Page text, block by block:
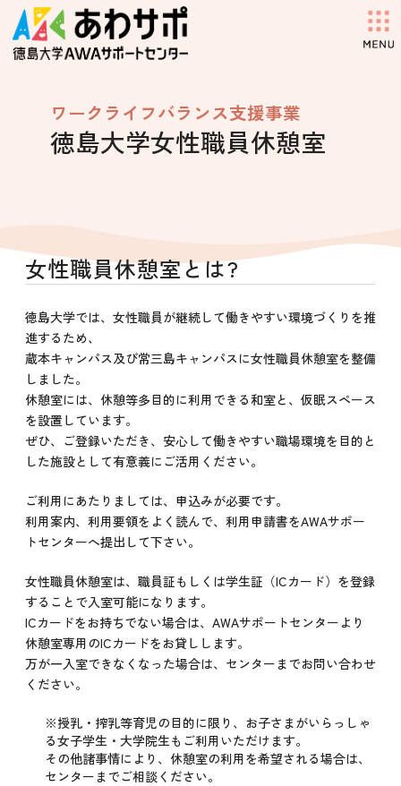
ワークライフバランス支援事業
徳島大学女性職員休憩室
女性職員休憩室とは?
徳島大学では、女性職員が継続して働きやすい環境づくりを推
進するため、
蔵本キャンパス及び常三島キャンパスに女性職員休憩室を整備
しました。
休憩室には、休憩等多目的に利用できる和室と、仮眠スペース
を設置しています。
ぜひ、ご登録いただき、安心して働きやすい職場環境を目的と
した施設として有意義にご活用ください。
ご利用にあたりましては、申込みが必要です。
利用案内、利用要領をよく読んで、利用申請書をAWAサポー
トセンターへ提出して下さい。
女性職員休憩室は、職員証もしくは学生証（ICカード）を登録
することで入室可能になります。
ICカードをお持ちでない場合は、AWAサポートセンターより
休憩室専用のICカードをお貸しします。
万が一入室できなくなった場合は、センターまでお問い合わせ
ください。
※授乳・搾乳等育児の目的に限り、お子さまがいらっしゃ
る女子学生・大学院生もご利用いただけます。
その他諸事情により、休憩室の利用を希望される場合は、
センターまでご相談ください。